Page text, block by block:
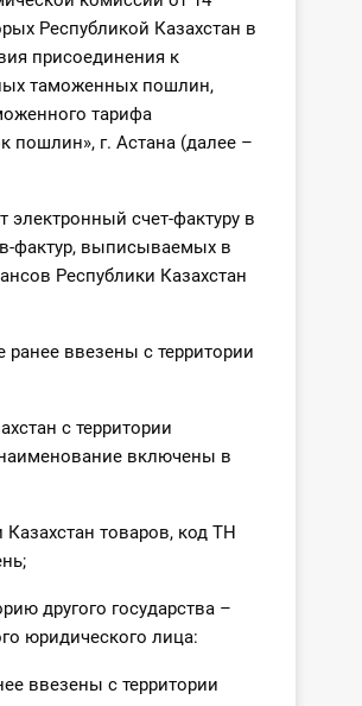
Республикой Казахстан в
присоединения к
таможенных пошлин,
тарифа
пошлин», г. Астана (далее –
счет-фактуру в
фактур, выписываемых в
Республики Казахстан
ввезены с территории
с территории
включены в
товаров, код ТН
другого государства –
юридического лица:
ввезены с территории